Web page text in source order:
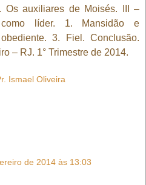
Os auxiliares de Moisés. III –
líder. 1. Mansidão e
3. Fiel. Conclusão.
– RJ. 1° Trimestre de 2014.
Ismael Oliveira
de 2014 às 13:03